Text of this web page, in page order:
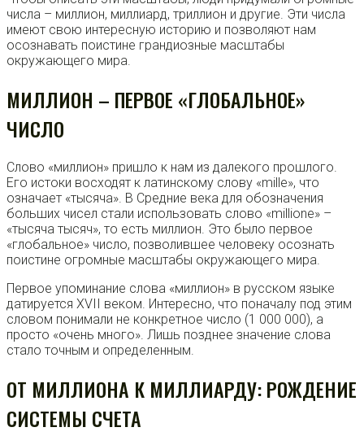
числа – миллион, миллиард, триллион и другие. Эти числа
имеют свою интересную историю и позволяют нам
осознавать поистине грандиозные масштабы
окружающего мира.
МИЛЛИОН – ПЕРВОЕ «ГЛОБАЛЬНОЕ»
ЧИСЛО
Слово «миллион» пришло к нам из далекого прошлого.
Его истоки восходят к латинскому слову «mille», что
означает «тысяча». В Средние века для обозначения
больших чисел стали использовать слово «millione» –
«тысяча тысяч», то есть миллион. Это было первое
«глобальное» число, позволившее человеку осознать
поистине огромные масштабы окружающего мира.
Первое упоминание слова «миллион» в русском языке
датируется XVII веком. Интересно, что поначалу под этим
словом понимали не конкретное число (1 000 000), а
просто «очень много». Лишь позднее значение слова
стало точным и определенным.
ОТ МИЛЛИОНА К МИЛЛИАРДУ: РОЖДЕНИЕ
СИСТЕМЫ СЧЕТА